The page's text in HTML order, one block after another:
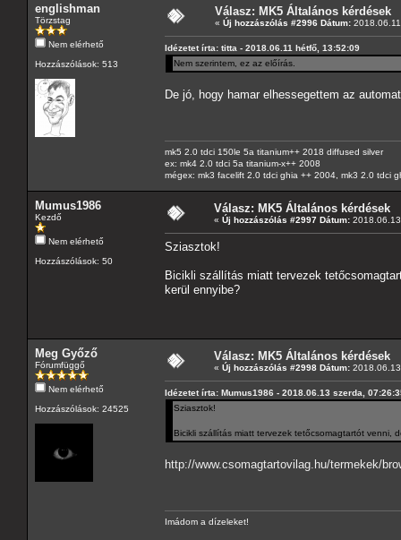
englishman
Törzstag
Nem elérhető
Hozzászólások: 513
Válasz: MK5 Általános kérdések
« Új hozzászólás #2996 Dátum:
Idézetet írta: titta - 2018.06.11 hétfő, 13:52:09
Nem szerintem, ez az előírás.
De jó, hogy hamar elhessegettem az
mk5 2.0 tdci 150le 5a titanium++ 2018 diffused silver
ex: mk4 2.0 tdci 5a titanium-x++ 2008
mégex: mk3 facelift 2.0 tdci ghia ++ 2004, mk3 2.0 tdci
Mumus1986
Kezdő
Nem elérhető
Hozzászólások: 50
Válasz: MK5 Általános kérdések
« Új hozzászólás #2997 Dátum:
Sziasztok!
Bicikli szállítás miatt tervezek
kerül ennyibe?
Meg Győző
Fórumfüggő
Nem elérhető
Hozzászólások: 24525
Válasz: MK5 Általános kérdések
« Új hozzászólás #2998 Dátum:
Idézetet írta: Mumus1986 - 2018.06.13 szerda,
Sziasztok!
Bicikli szállítás miatt tervezek tetőcsomagtartót venni,
http://www.csomagtartovilag.hu/termekek/
Imádom a dízeleket!